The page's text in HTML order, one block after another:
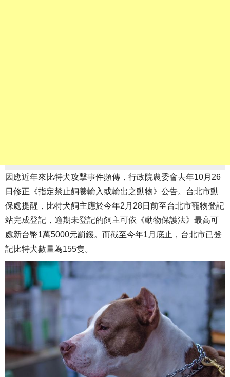
因應近年來比特犬攻擊事件頻傳，行政院農委會去年10月26
日修正《指定禁止飼養輸入或輸出之動物》公告。台北市動
保處提醒，比特犬飼主應於今年2月28日前至台北市寵物登記
站完成登記，逾期未登記的飼主可依《動物保護法》最高可
處新台幣1萬5000元罰鍰。而截至今年1月底止，台北市已登
記比特犬數量為155隻。